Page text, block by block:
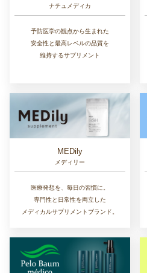
ナチュメディカ
予防医学の観点から生まれた
安全性と最高レベルの品質を
維持するサプリメント
MEDily
メディリー
医療発想を、毎日の習慣に。
専門性と日常性を両立した
メディカルサプリメントブランド。